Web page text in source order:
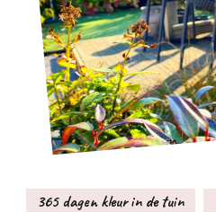
365 dagen kleur in de tuin